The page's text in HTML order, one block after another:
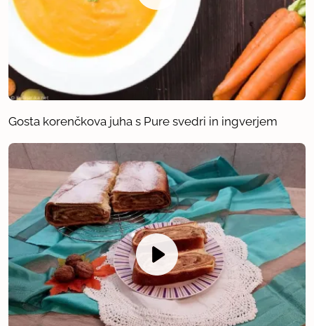
Gosta korenčkova juha s Pure svedri in ingverjem